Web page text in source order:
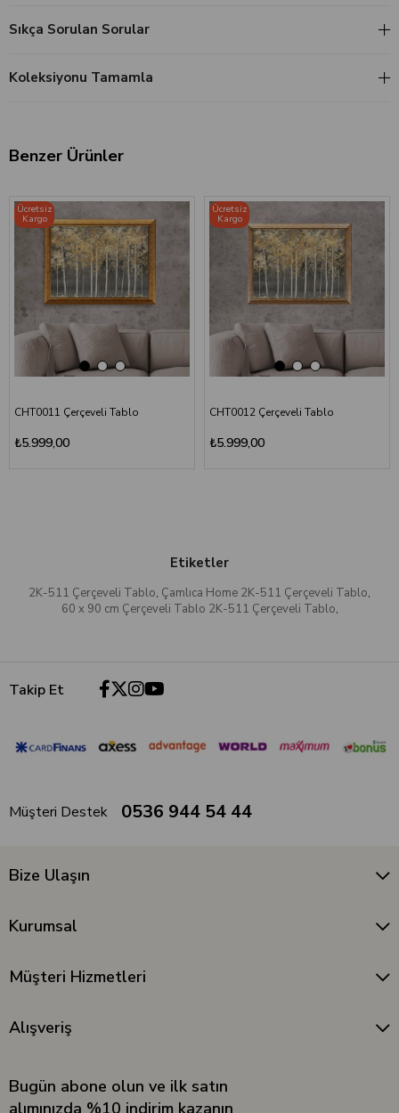
Sıkça Sorulan Sorular
Koleksiyonu Tamamla
Benzer Ürünler
CHT0011 Çerçeveli Tablo
₺5.999,00
Ücretsiz
Kargo
CHT0012 Çerçeveli Tablo
₺5.999,00
Ücretsiz
Kargo
Etiketler
2K-511 Çerçeveli Tablo, Çamlıca Home 2K-511 Çerçeveli Tablo,
60 x 90 cm Çerçeveli Tablo 2K-511 Çerçeveli Tablo,
Takip Et
Müşteri Destek 0536 944 54 44
Bize Ulaşın
Kurumsal
Müşteri Hizmetleri
Alışveriş
Bugün abone olun ve ilk satın
alımınızda %10 indirim kazanın